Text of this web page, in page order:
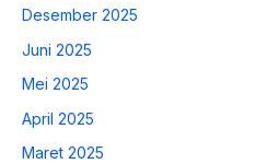
Desember 2025
Juni 2025
Mei 2025
April 2025
Maret 2025